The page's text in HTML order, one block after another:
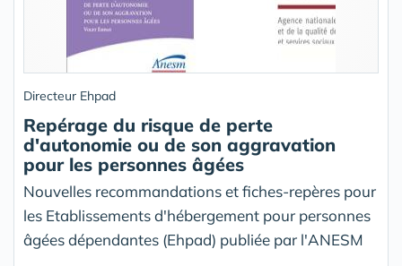
Directeur Ehpad
Repérage du risque de perte
d'autonomie ou de son aggravation
pour les personnes âgées
Nouvelles recommandations et fiches-repères pour
les Etablissements d'hébergement pour personnes
âgées dépendantes (Ehpad) publiée par l'ANESM